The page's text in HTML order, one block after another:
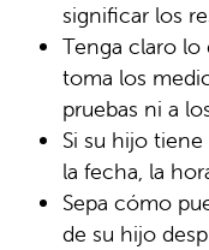
significar los
Tenga claro
toma los
pruebas ni a
Si su hijo
la fecha, la
Sepa cómo
de su hijo